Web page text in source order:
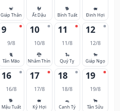
🐒
Giáp Thân
🐓
Ất Dậu
🐕
Bính Tuất
🐖
Đinh Hợi
9
9/8
🐈
Tân Mão
10
10/8
🐉
Nhâm Thìn
11
11/8
🐍
Quý Tỵ
12
12/8
🐎
Giáp Ngọ
16
16/8
🐕
Mậu Tuất
17
17/8
🐖
Kỷ Hợi
18
18/8
🐀
Canh Tý
19
19/8
🐂
Tân Sửu